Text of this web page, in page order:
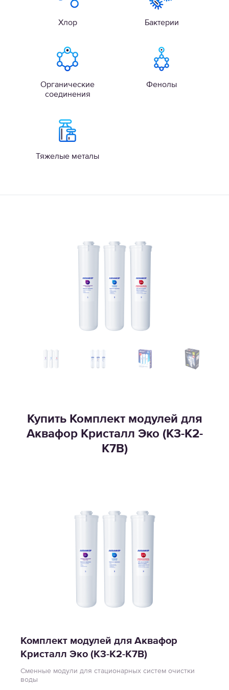
Хлор Бактерии
Органические
соединения
Фенолы
Тяжелые металы
Купить Комплект модулей для
Аквафор Кристалл Эко (К3-К2-
К7В)
Комплект модулей для Аквафор
Кристалл Эко (К3-К2-К7В)
Сменные модули для стационарных систем очистки
воды